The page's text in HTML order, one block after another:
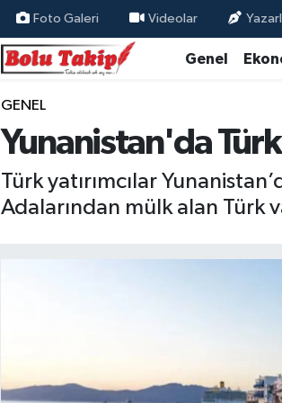
Foto Galeri Videolar
Genel
GENEL
Yunanistan'da Türk
Türk yatırımcılar
Adalarından mülk alan Türk